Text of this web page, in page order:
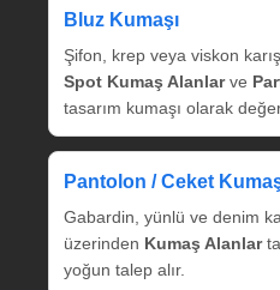
Bluz Kumaşı
Şifon, krep veya viskon
Spot Kumaş Alanlarve
tasarım kumaşı olarak
Pantolon / Ceket
Gabardin, yünlü ve denim
üzerinden Kumaş Alanlar
yoğun talep alır.